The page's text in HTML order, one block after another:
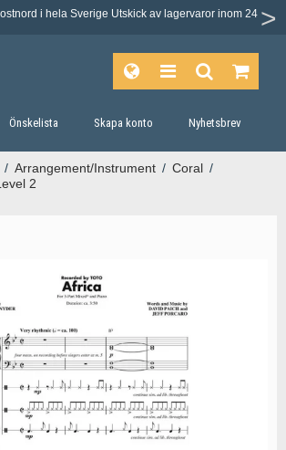
i hela Sverige Utskick av lagervaror inom 24
Önskelista Skapa konto Nyhetsbrev
/ Arrangement/Instrument / Coral /
2